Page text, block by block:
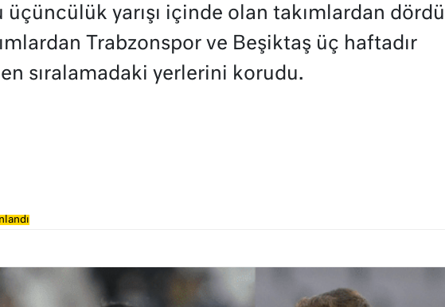
yarışı içinde olan takımlardan dördü
Trabzonspor ve Beşiktaş üç haftadır
sıralamadaki yerlerini korudu.